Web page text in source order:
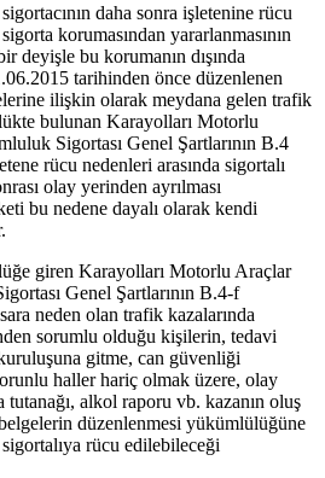
daha sonra işletenine rücu
korumasından yararlanmasının
deyişle bu korumanın dışında
tarihinden önce düzenlenen
ilişkin olarak meydana gelen trafik
bulunan Karayolları Motorlu
Sigortası Genel Şartlarının B.4
rücu nedenleri arasında sigortalı
olay yerinden ayrılması
bu nedene dayalı olarak kendi
giren Karayolları Motorlu Araçlar
Genel Şartlarının B.4-f
neden olan trafik kazalarında
sorumlu olduğu kişilerin, tedavi
gitme, can güvenliği
haller hariç olmak üzere, olay
alkol raporu vb. kazanın oluş
düzenlenmesi yükümlülüğüne
sigortalıya rücu edilebileceği